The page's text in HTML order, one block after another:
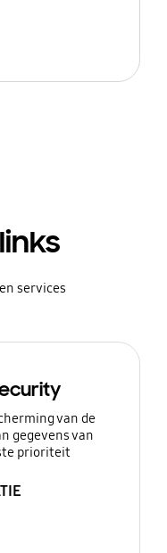
services
van de
gegevens van
prioriteit